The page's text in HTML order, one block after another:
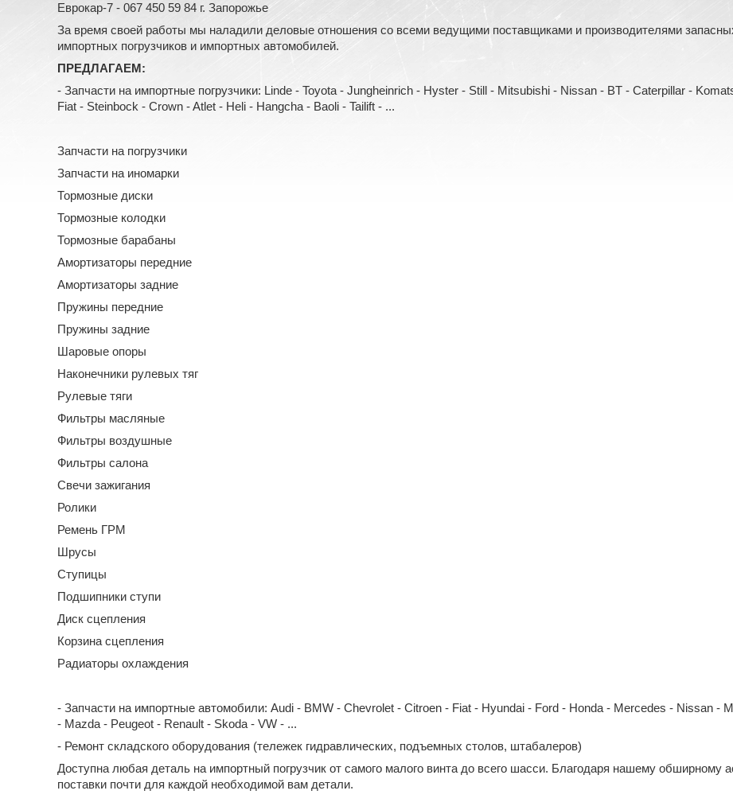
Еврокар-7 - 067 450 59 84 г. Запорожье
За время своей работы мы наладили деловые отношения со всеми ведущими поставщиками и производителями
импортных погрузчиков и импортных автомобилей.
ПРЕДЛАГАЕМ:
- Запчасти на импортные погрузчики: Linde - Toyota - Jungheinrich - Hyster - Still - Mitsubishi - Nissan - BT - Caterpillar -
Fiat - Steinbock - Crown - Atlet - Heli - Hangcha - Baoli - Tailift - ...
Запчасти на погрузчики
Запчасти на иномарки
Тормозные диски
Тормозные колодки
Тормозные барабаны
Амортизаторы передние
Амортизаторы задние
Пружины передние
Пружины задние
Шаровые опоры
Наконечники рулевых тяг
Рулевые тяги
Фильтры масляные
Фильтры воздушные
Фильтры салона
Свечи зажигания
Ролики
Ремень ГРМ
Шрусы
Ступицы
Подшипники ступи
Диск сцепления
Корзина сцепления
Радиаторы охлаждения
- Запчасти на импортные автомобили: Audi - BMW - Chevrolet - Citroen - Fiat - Hyundai - Ford - Honda - Mercedes - Nissan -
- Mazda - Peugeot - Renault - Skoda - VW - ...
- Ремонт складского оборудования (тележек гидравлических, подъемных столов, штабалеров)
Доступна любая деталь на импортный погрузчик от самого малого винта до всего шасси. Благодаря нашему обширному
поставки почти для каждой необходимой вам детали.